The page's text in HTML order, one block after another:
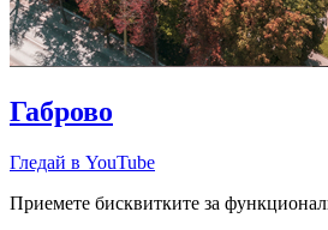
Габрово
Гледай в YouTube
Приемете бисквитките за